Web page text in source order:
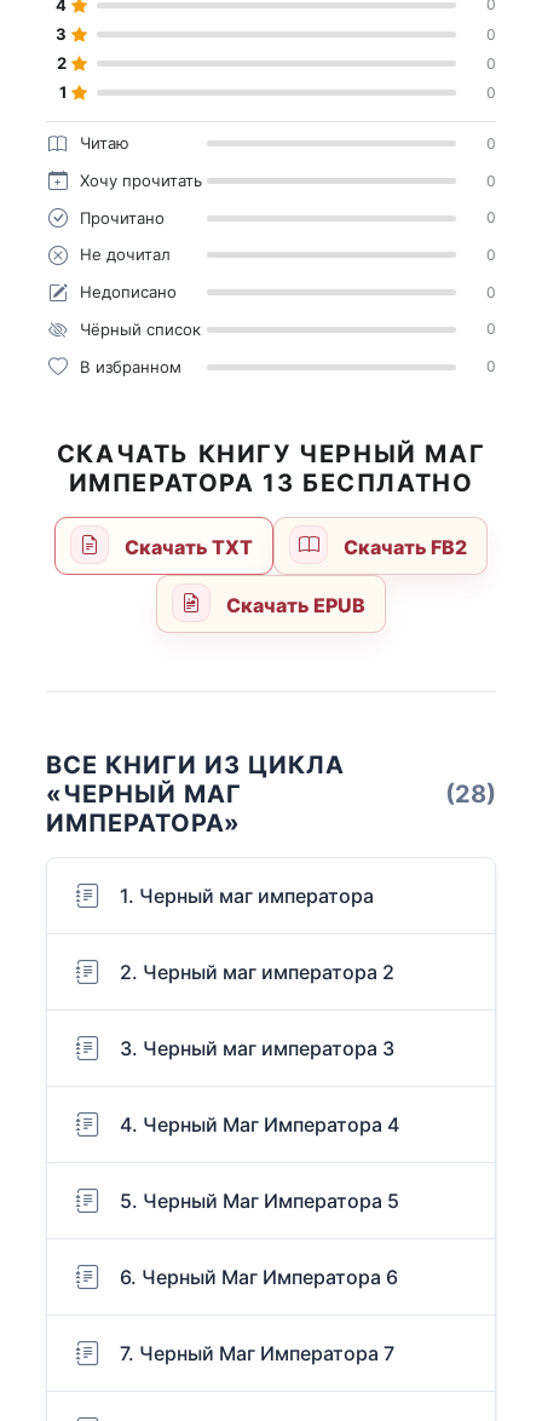
4 0
3 0
2 0
1 0
Читаю 0
Хочу прочитать 0
Прочитано 0
Не дочитал 0
Недописано 0
Чёрный список 0
В избранном 0
СКАЧАТЬ КНИГУ ЧЕРНЫЙ МАГ
ИМПЕРАТОРА 13 БЕСПЛАТНО
Скачать TXT Скачать FB2
Скачать EPUB
ВСЕ КНИГИ ИЗ ЦИКЛА
«ЧЕРНЫЙ МАГ
ИМПЕРАТОРА»
(28)
1. Черный маг императора
2. Черный маг императора 2
3. Черный маг императора 3
4. Черный Маг Императора 4
5. Черный Маг Императора 5
6. Черный Маг Императора 6
7. Черный Маг Императора 7